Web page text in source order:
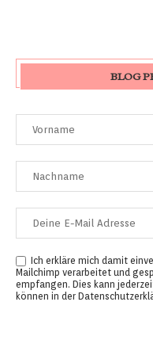
BLOG
Ich erkläre mich damit
Mailchimp verarbeitet und
empfangen. Dies kann
können in der